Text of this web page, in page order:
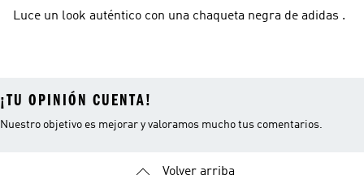
Luce un look auténtico con una chaqueta negra de adidas .
¡TU OPINIÓN CUENTA!
Nuestro objetivo es mejorar y valoramos mucho tus comentarios.
Volver arriba